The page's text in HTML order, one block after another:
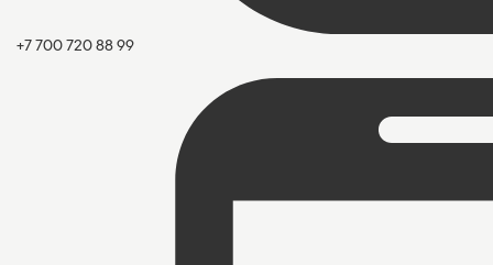
+7 700 720 88 99